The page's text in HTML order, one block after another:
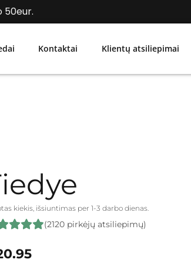
50eur.
Kontaktai Klientų atsiliepimai
kiekis, išsiuntimas per 1-3 darbo dienas.
(2120 pirkėjų atsiliepimų)